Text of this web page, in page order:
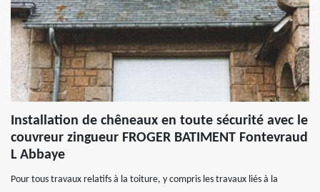
Installation de chêneaux en toute sécurité avec le
couvreur zingueur FROGER BATIMENT Fontevraud
L Abbaye
Pour tous travaux relatifs à la toiture, y compris les travaux liés à la